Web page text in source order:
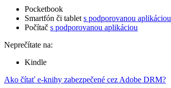
Pocketbook
Smartfón či tablet s podporovanou aplikáciou
Počítač s podporovanou aplikáciou
Neprečítate na:
Kindle
Ako čítať e-knihy zabezpečené cez Adobe DRM?